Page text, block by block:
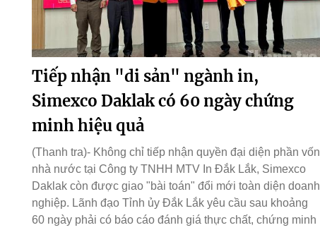
Tiếp nhận "di sản" ngành in,
Simexco Daklak có 60 ngày chứng
minh hiệu quả
(Thanh tra)- Không chỉ tiếp nhận quyền đại diện phần vốn
nhà nước tại Công ty TNHH MTV In Đắk Lắk, Simexco
Daklak còn được giao "bài toán" đổi mới toàn diện doanh
nghiệp. Lãnh đạo Tỉnh ủy Đắk Lắk yêu cầu sau khoảng
60 ngày phải có báo cáo đánh giá thực chất, chứng minh